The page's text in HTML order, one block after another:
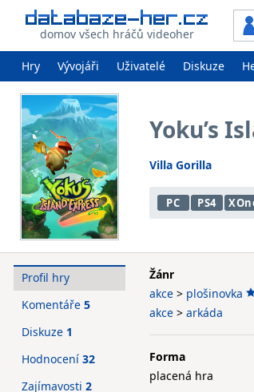
domov všech hráčů videoher
Hry Vývojáři Uživatelé Diskuze
Yoku’s
Villa Gorilla
PC PS4
Žánr
akce > plošinovka
akce > arkáda
Forma
placená hra
Profil hry
Komentáře 5
Diskuze 1
Hodnocení 32
Zajímavosti 2